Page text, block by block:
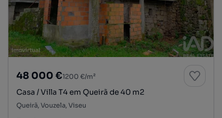
48 000 €1200 €/m²
Casa / Villa T4 em Queirã de 40 m2
Queirã, Vouzela, Viseu